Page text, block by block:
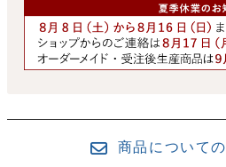
商品について